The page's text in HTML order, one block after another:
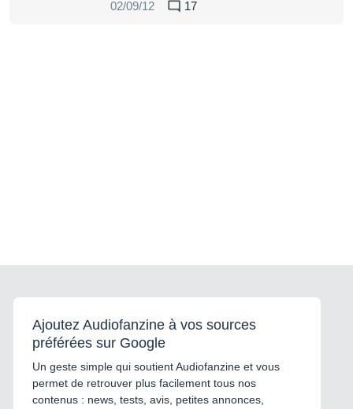
02/09/12
17
Ajoutez Audiofanzine à vos sources
préférées sur Google
Un geste simple qui soutient Audiofanzine et vous
permet de retrouver plus facilement tous nos
contenus : news, tests, avis, petites annonces,